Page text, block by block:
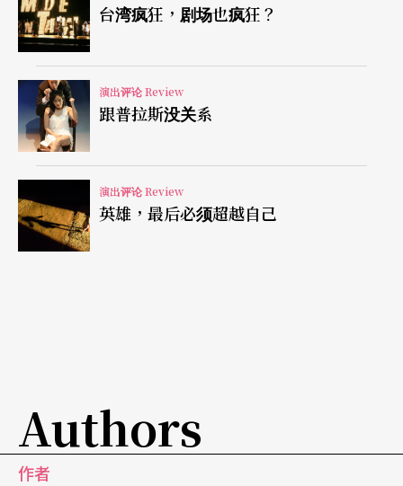
尽管气质、口味截然不同，杜思慧的《不分》与新
一代剧场创作者苏芷云等的《可以不存在》这两出
戏，可说都从「关心自己」开始──亦即谈自我认
同的问题。前者为女同志文化里几乎没有扮演角色
（所谓T或婆）的「不分」发声；后者试图为社交生
活里从来不是焦点而被忽略的普通人，勾勒一个粗
浅的面貌和内在。
默。即使不见独脚戏演员那种「生吞活剥」的气
势，但演员杜思慧的尝试，值得喝采！《可》剧则
台湾疯狂，剧场也疯狂？
演出评论 Review
跟普拉斯没关系
演出评论 Review
英雄，最后必须超越自己
Authors
作者